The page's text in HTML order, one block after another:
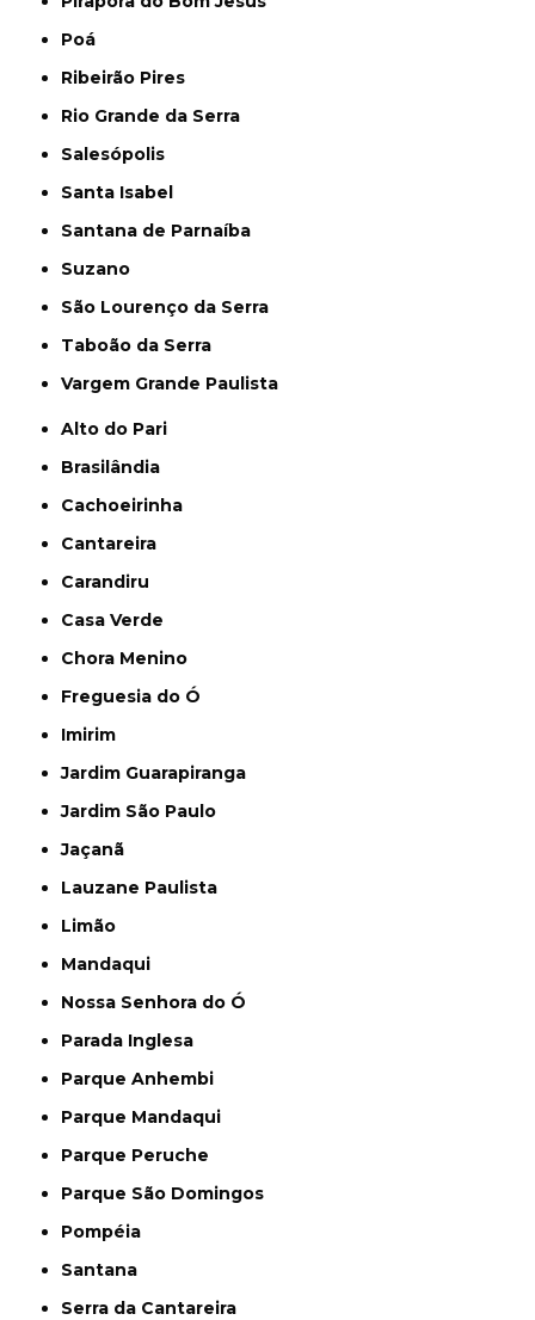
Poá
Ribeirão Pires
Rio Grande da Serra
Salesópolis
Santa Isabel
Santana de Parnaíba
Suzano
São Lourenço da Serra
Taboão da Serra
Vargem Grande Paulista
Alto do Pari
Brasilândia
Cachoeirinha
Cantareira
Carandiru
Casa Verde
Chora Menino
Freguesia do Ó
Imirim
Jardim Guarapiranga
Jardim São Paulo
Jaçanã
Lauzane Paulista
Limão
Mandaqui
Nossa Senhora do Ó
Parada Inglesa
Parque Anhembi
Parque Mandaqui
Parque Peruche
Parque São Domingos
Pompéia
Santana
Serra da Cantareira